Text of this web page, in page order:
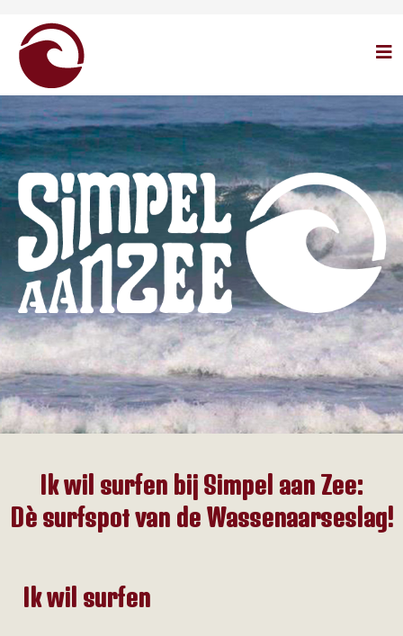
Ik wil surfen bij Simpel aan Zee:
Dè surfspot van de Wassenaarseslag!
Ik wil surfen